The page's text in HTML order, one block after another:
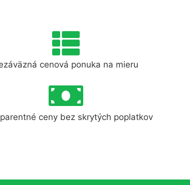
cenová ponuka na mieru
ceny bez skrytých poplatkov